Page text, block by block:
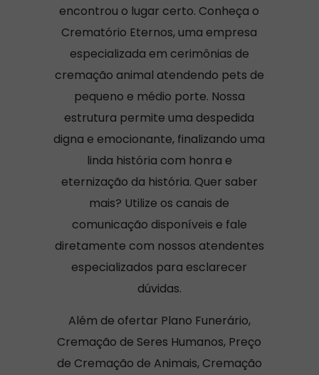
encontrou o lugar certo. Conheça o
Crematório Eternos, uma empresa
especializada em cerimônias de
cremação animal atendendo pets de
pequeno e médio porte. Nossa
estrutura permite uma despedida
digna e emocionante, finalizando uma
linda história com honra e
eternização da história. Quer saber
mais? Utilize os canais de
comunicação disponíveis e fale
diretamente com nossos atendentes
especializados para esclarecer
dúvidas.
Além de ofertar Plano Funerário,
Cremação de Seres Humanos, Preço
de Cremação de Animais, Cremação